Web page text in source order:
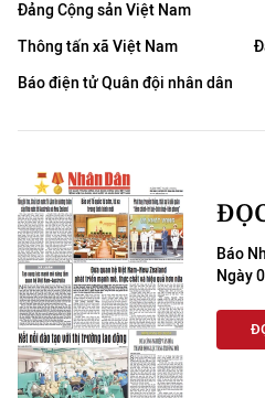
Đảng Cộng sản Việt Nam
Thông tấn xã Việt Nam
Báo điện tử Quân đội nhân dân
Báo
Ngày